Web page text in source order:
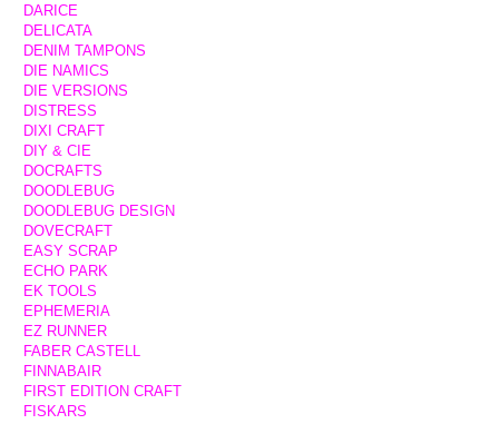
DARICE
DELICATA
DENIM TAMPONS
DIE NAMICS
DIE VERSIONS
DISTRESS
DIXI CRAFT
DIY & CIE
DOCRAFTS
DOODLEBUG
DOODLEBUG DESIGN
DOVECRAFT
EASY SCRAP
ECHO PARK
EK TOOLS
EPHEMERIA
EZ RUNNER
FABER CASTELL
FINNABAIR
FIRST EDITION CRAFT
FISKARS